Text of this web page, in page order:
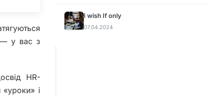
— у вас з
HR-
«уроки» і
I wish If only
07.04.2024